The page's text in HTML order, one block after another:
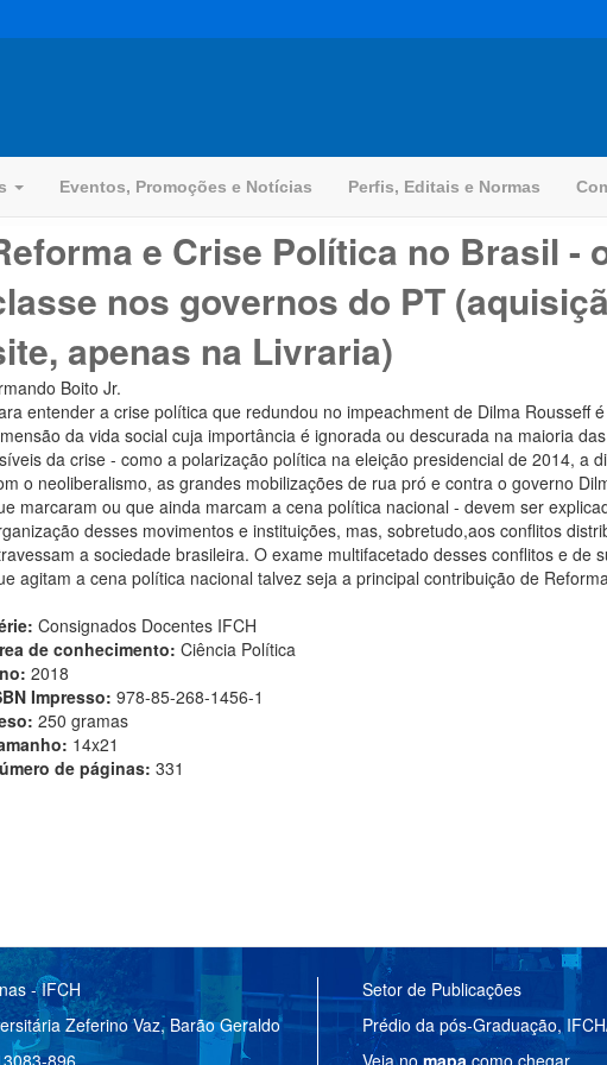
Eventos, Promoções e Notícias Perfis, Editais e Normas
e Crise Política no Brasil -
nos governos do PT
apenas na Livraria)
Boito Jr.
entender a crise política que redundou no impeachment de Dilma Rousseff
da vida social cuja importância é ignorada ou descurada na maioria
da crise - como a polarização política na eleição presidencial de 2014, a
o neoliberalismo, as grandes mobilizações de rua pró e contra o governo
marcaram ou que ainda marcam a cena política nacional - devem ser
desses movimentos e instituições, mas, sobretudo,aos conflitos
a sociedade brasileira. O exame multifacetado desses conflitos e de
agitam a cena política nacional talvez seja a principal contribuição de
Consignados Docentes IFCH
de conhecimento: Ciência Política
2018
Impresso: 978-85-268-1456-1
250 gramas
14x21
de páginas: 331
- IFCH
Zeferino Vaz, Barão Geraldo
896
Setor de Publicações
Prédio da pós-Graduação,
Veja no mapa como chegar.